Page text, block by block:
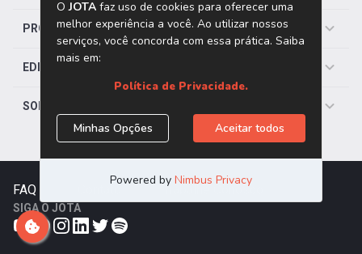
PRO SAÚDE
EDITORIAS
SOBRE O JOTA
FAQ Trabalhe Conosco
SIGA O JOTA